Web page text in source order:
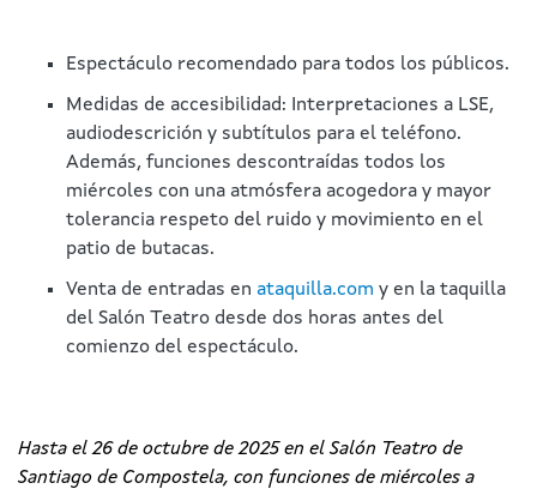
Espectáculo recomendado para todos los públicos.
Medidas de accesibilidad: Interpretaciones a LSE,
audiodescrición y subtítulos para el teléfono.
Además, funciones descontraídas todos los
miércoles con una atmósfera acogedora y mayor
tolerancia respeto del ruido y movimiento en el
patio de butacas.
Venta de entradas en ataquilla.com y en la taquilla
del Salón Teatro desde dos horas antes del
comienzo del espectáculo.
Hasta el 26 de octubre de 2025 en el Salón Teatro de
Santiago de Compostela, con funciones de miércoles a